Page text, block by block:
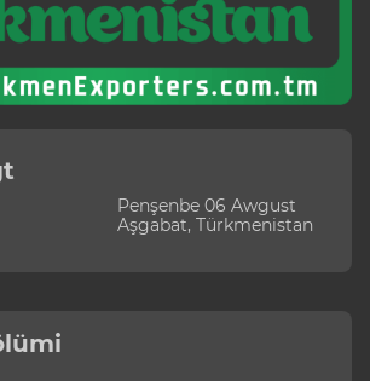
Penşenbe 06 Awgust
Aşgabat, Türkmenistan